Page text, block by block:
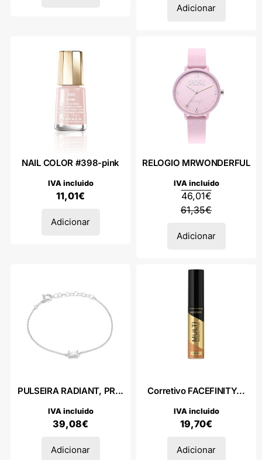
Adicionar
NAIL COLOR #398-pink
11,01€
IVA incluido
Adicionar
RELOGIO MRWONDERFUL
61,35€
46,01€
IVA incluido
Adicionar
PULSEIRA RADIANT, PR...
39,08€
IVA incluido
Adicionar
Corretivo FACEFINITY...
19,70€
IVA incluido
Adicionar